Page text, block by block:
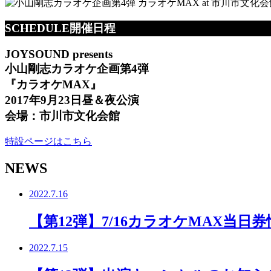
SCHEDULE開催日程
JOYSOUND presents
小山剛志カラオケ企画第4弾
『カラオケMAX』
2017年9月23日昼＆夜公演
会場：市川市文化会館
特設ページはこちら
NEWS
2022.7.16
【第12弾】7/16カラオケMAX当日券
2022.7.15